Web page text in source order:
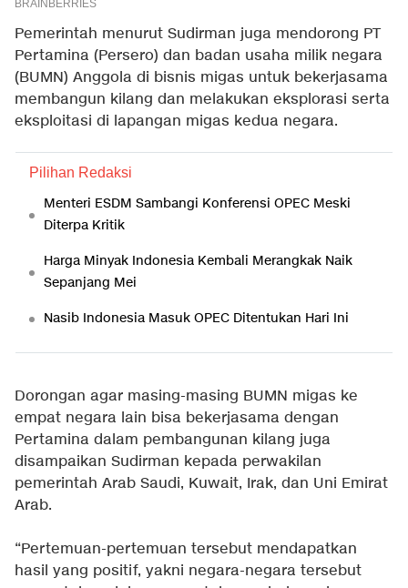
Pemerintah menurut Sudirman juga mendorong PT
Pertamina (Persero) dan badan usaha milik negara
(BUMN) Anggola di bisnis migas untuk bekerjasama
membangun kilang dan melakukan eksplorasi serta
eksploitasi di lapangan migas kedua negara.
Pilihan Redaksi
Menteri ESDM Sambangi Konferensi OPEC Meski
Diterpa Kritik
Harga Minyak Indonesia Kembali Merangkak Naik
Sepanjang Mei
Nasib Indonesia Masuk OPEC Ditentukan Hari Ini
Dorongan agar masing-masing BUMN migas ke
empat negara lain bisa bekerjasama dengan
Pertamina dalam pembangunan kilang juga
disampaikan Sudirman kepada perwakilan
pemerintah Arab Saudi, Kuwait, Irak, dan Uni Emirat
Arab.
“Pertemuan-pertemuan tersebut mendapatkan
hasil yang positif, yakni negara-negara tersebut